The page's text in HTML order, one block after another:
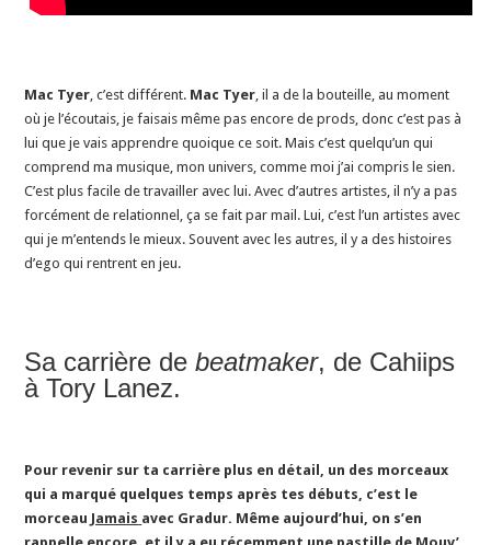
Mac Tyer, c’est différent. Mac Tyer, il a de la bouteille, au moment
où je l’écoutais, je faisais même pas encore de prods, donc c’est pas à
lui que je vais apprendre quoique ce soit. Mais c’est quelqu’un qui
comprend ma musique, mon univers, comme moi j’ai compris le sien.
C’est plus facile de travailler avec lui. Avec d’autres artistes, il n’y a pas
forcément de relationnel, ça se fait par mail. Lui, c’est l’un artistes avec
qui je m’entends le mieux. Souvent avec les autres, il y a des histoires
d’ego qui rentrent en jeu.
Sa carrière debeatmaker, de Cahiips
à Tory Lanez.
Pour revenir sur ta carrière plus en détail, un des morceaux
qui a marqué quelques temps après tes débuts, c’est le
morceau Jamais avec Gradur. Même aujourd’hui, on s’en